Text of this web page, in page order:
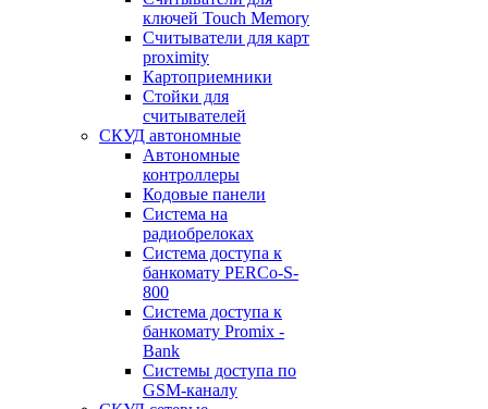
ключей Touch Memory
Считыватели для карт
proximity
Картоприемники
Стойки для
считывателей
СКУД автономные
Автономные
контроллеры
Кодовые панели
Система на
радиобрелоках
Система доступа к
банкомату PERCo-S-
800
Система доступа к
банкомату Promix -
Bank
Системы доступа по
GSM-каналу